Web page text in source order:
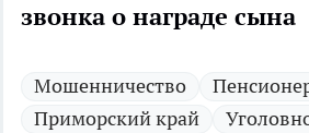
звонка о награде сына
Мошенничество
Приморский край